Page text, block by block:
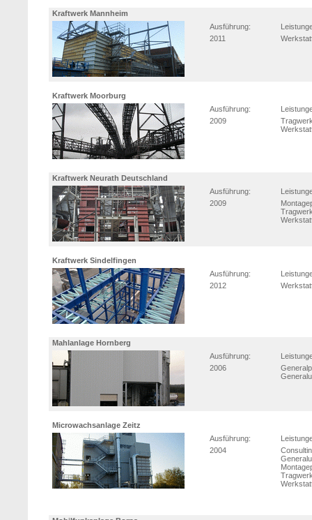
Kraftwerk Mannheim
Ausführung:
2011
Kraftwerk Moorburg
Ausführung:
2009
Kraftwerk Neurath Deutschland
Ausführung:
2009
Kraftwerk Sindelfingen
Ausführung:
2012
Mahlanlage Hornberg
Ausführung:
2006
Microwachsanlage Zeitz
Ausführung:
2004